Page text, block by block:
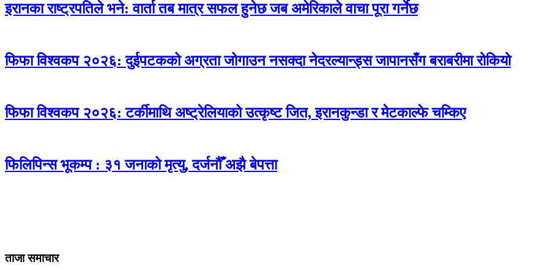
इरानका राष्ट्रपतिले भने: वार्ता तब मात्र सफल हुनेछ जब अमेरिकाले वाचा पूरा गर्नेछ
फिफा विश्वकप २०२६: दुईपटकको अग्रता जोगाउन नसक्दा नेदरल्यान्ड्स जापानसँग बराबरीमा रोकियो
फिफा विश्वकप २०२६: टर्कीमाथि अष्ट्रेलियाको उत्कृष्ट जित, इरानकुन्डा र मेटकाल्फे चम्किए
फिलिपिन्स भूकम्प : ३१ जनाको मृत्यु, दर्जनौँ अझै बेपत्ता
ताजा समाचार